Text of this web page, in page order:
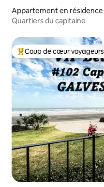
Appartement en résidence
Quartiers du capitaine
Coups de cœur voyageurs
Coup de cœur voyageurs